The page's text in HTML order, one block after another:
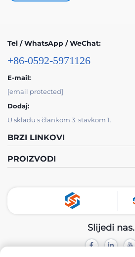
Tel / WhatsApp / WeChat:
+86-0592-5971126
E-mail:
[email protected]
Dodaj:
U skladu s člankom 3. stavkom 1.
BRZI LINKOVI
PROIZVODI
Slijedi nas.